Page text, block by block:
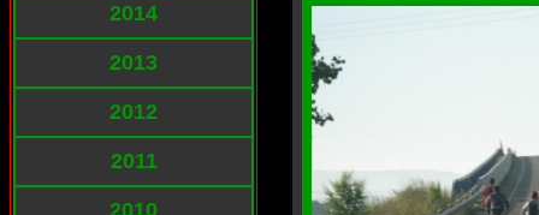
2014
2013
2012
2011
2010